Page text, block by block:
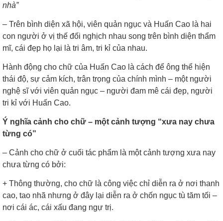
nhà”
– Trên bình diện xã hội, viên quản ngục và Huấn Cao là hai
con người ở vị thế đối nghịch nhau song trên bình diện thẩm
mĩ, cái đẹp họ lại là tri âm, tri kỉ của nhau.
Hành động cho chữ của Huấn Cao là cách để ông thể hiện
thái độ, sự cảm kích, trân trọng của chính mình – một người
nghệ sĩ với viên quản ngục – người đam mê cái đẹp, người
tri kỉ với Huấn Cao.
Ý nghĩa cảnh cho chữ – một cảnh tượng “xưa nay chưa
từng có”
– Cảnh cho chữ ở cuối tác phẩm là một cảnh tượng xưa nay
chưa từng có bởi:
+ Thông thường, cho chữ là công việc chỉ diễn ra ở nơi thanh
cao, tao nhã nhưng ở đây lại diễn ra ở chốn ngục tù tăm tối –
nơi cái ác, cái xấu đang ngự trị.